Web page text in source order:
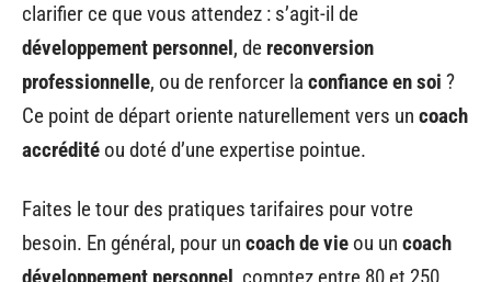
clarifier ce que vous attendez : s’agit-il de
développement personnel, de reconversion
professionnelle, ou de renforcer la confiance en soi ?
Ce point de départ oriente naturellement vers un coach
accrédité ou doté d’une expertise pointue.
Faites le tour des pratiques tarifaires pour votre
besoin. En général, pour un coach de vie ou un coach
développement personnel, comptez entre 80 et 250